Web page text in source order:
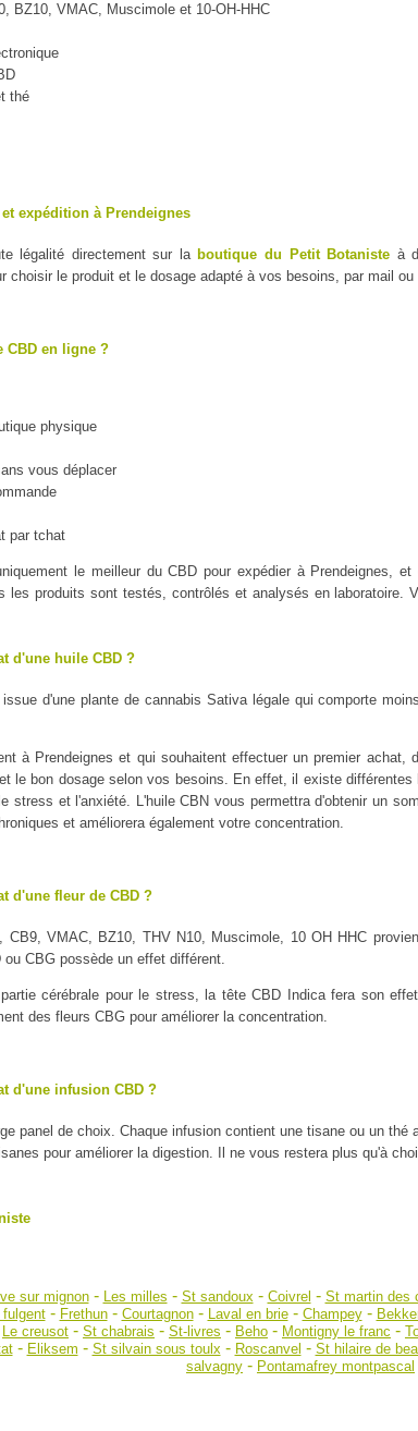
BZ10, VMAC, Muscimole et 10-OH-HHC
thé
expédition à Prendeignes
légalité directement sur la boutique du Petit Botaniste à
choisir le produit et le dosage adapté à vos besoins, par mail
CBD en ligne ?
physique
vous déplacer
par tchat
le meilleur du CBD pour expédier à Prendeignes,
les produits sont testés, contrôlés et analysés en
d'une huile CBD ?
d'une plante de cannabis Sativa légale qui comporte
à Prendeignes et qui souhaitent effectuer un premier
le bon dosage selon vos besoins. En effet, il existe
stress et l'anxiété. L'huile CBN vous permettra d'obtenir un
et améliorera également votre concentration.
d'une fleur de CBD ?
CB9, VMAC, BZ10, THV N10, Muscimole, 10 OH HHC
CBG possède un effet différent.
cérébrale pour le stress, la tête CBD Indica fera son
des fleurs CBG pour améliorer la concentration.
d'une infusion CBD ?
panel de choix. Chaque infusion contient une tisane ou un
pour améliorer la digestion. Il ne vous restera plus qu'à
sur mignon- Les milles - St sandoux - Coivrel - St martin des
- Frethun- Courtagnon- Laval en brie- Champey-
Le creusot - St chabrais - St-livres - Beho - Montigny le franc -
- Eliksem - St silvain sous toulx - Roscanvel - St hilaire de
salvagny - Pontamafrey montpascal